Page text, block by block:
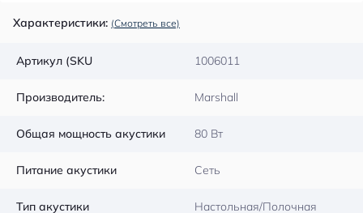
Характеристики: (Смотреть все)
Артикул (SKU 1006011
Производитель: Marshall
Общая мощность акустики 80 Вт
Питание акустики Сеть
Тип акустики Настольная/Полочная